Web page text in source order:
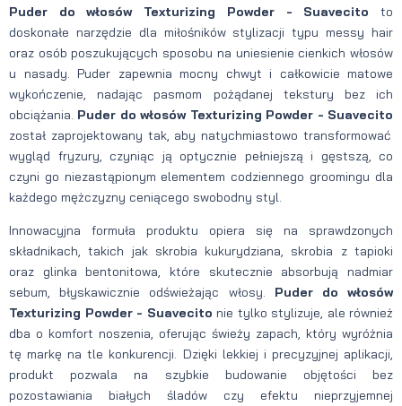
Puder do włosów Texturizing Powder - Suavecito to
doskonałe narzędzie dla miłośników stylizacji typu messy hair
oraz osób poszukujących sposobu na uniesienie cienkich włosów
u nasady. Puder zapewnia mocny chwyt i całkowicie matowe
wykończenie, nadając pasmom pożądanej tekstury bez ich
obciążania. Puder do włosów Texturizing Powder - Suavecito
został zaprojektowany tak, aby natychmiastowo transformować
wygląd fryzury, czyniąc ją optycznie pełniejszą i gęstszą, co
czyni go niezastąpionym elementem codziennego groomingu dla
każdego mężczyzny ceniącego swobodny styl.
Innowacyjna formuła produktu opiera się na sprawdzonych
składnikach, takich jak skrobia kukurydziana, skrobia z tapioki
oraz glinka bentonitowa, które skutecznie absorbują nadmiar
sebum, błyskawicznie odświeżając włosy. Puder do włosów
Texturizing Powder - Suavecito nie tylko stylizuje, ale również
dba o komfort noszenia, oferując świeży zapach, który wyróżnia
tę markę na tle konkurencji. Dzięki lekkiej i precyzyjnej aplikacji,
produkt pozwala na szybkie budowanie objętości bez
pozostawiania białych śladów czy efektu nieprzyjemnej